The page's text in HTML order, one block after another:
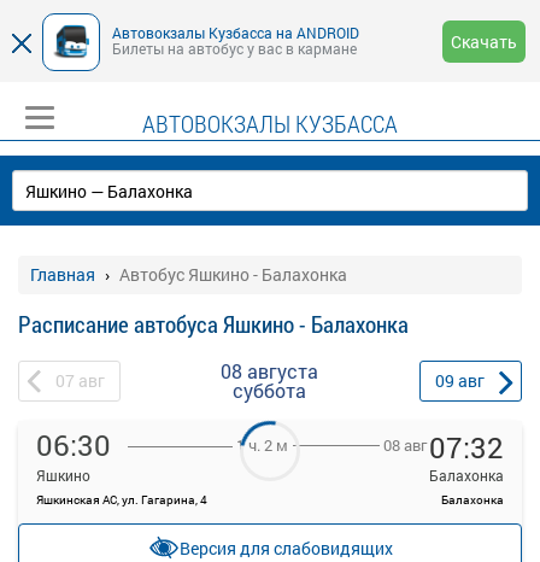
Автовокзалы Кузбасса на ANDROID
Билеты на автобус у вас в кармане
Скачать
АВТОВОКЗАЛЫ КУЗБАССА
Главная Автобус Яшкино - Балахонка
Расписание автобуса Яшкино - Балахонка
07 авг 08 августа
суббота 09 авг
06:30
Яшкино
Яшкинская АС, ул. Гагарина, 4
1 ч. 2 м 08 авг07:32
Балахонка
Балахонка
—
Загрузить цену
Версия для слабовидящих